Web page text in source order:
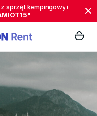
sprzęt kempingowy i